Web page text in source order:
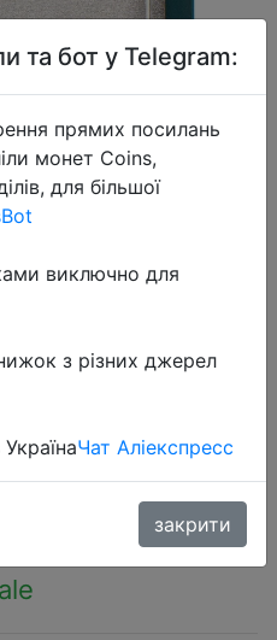
e5 2697 v2
2, 100%
та бот у Telegram:
прямих посилань
монет Coins,
для більшої
виключно для
з різних джерел
Чат Аліекспресс
закрити